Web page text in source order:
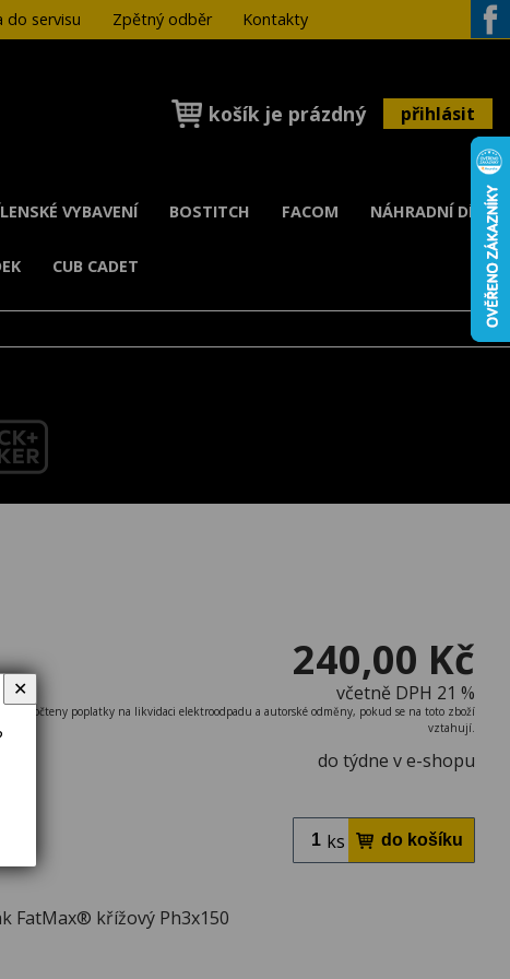
do servisu Zpětný odběr
Kontakty
košík je prázdný přihlásit
VYBAVENÍ BOSTITCH FACOM NÁHRADNÍ DÍLY
CUB CADET
240,00 Kč
včetně DPH 21 %
započteny poplatky na likvidaci elektroodpadu a autorské odměny, pokud se na toto zboží
vztahují.
do týdne v e-shopu
ks
FatMax® křížový Ph3x150
✕